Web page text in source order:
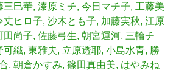
三巳華 漆原ミチ 今日マチ子 工藤美
丈ヒロ子 沙木とも子 加藤実秋 江原
田尚子 佐藤弓生 朝宮運河 三輪チ
可織 東雅夫 立原透耶 小島水青 勝
朝倉かすみ 篠田真由美 はやみね